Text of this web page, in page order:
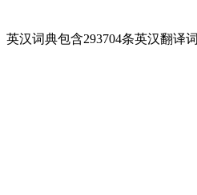
英汉词典包含293704条英汉翻译